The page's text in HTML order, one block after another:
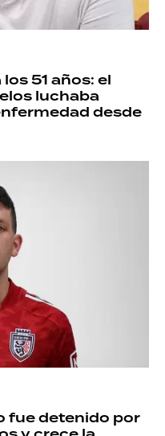
51 años: el
luchaba
desde
fue detenido por